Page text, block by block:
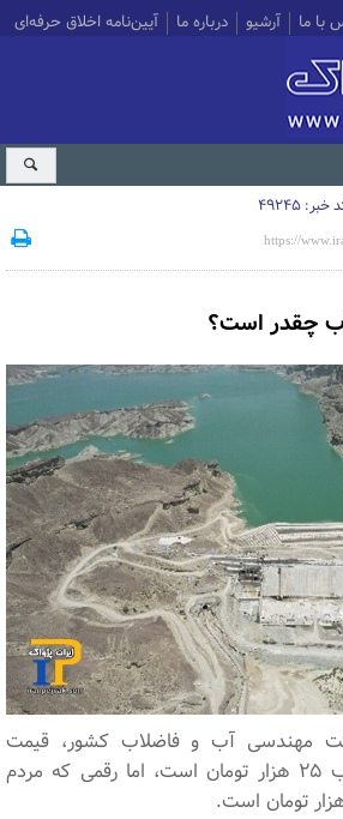
با ما آرشیو درباره ما آیین‌نامه اخلاق حرفه‌ای
خبر: 49245
چقدر است؟
مهندسی آب و فاضلاب کشور، قیمت
دفتری هر متر مکعب آب ۲۵ هزار تومان است، اما رقمی که مردم